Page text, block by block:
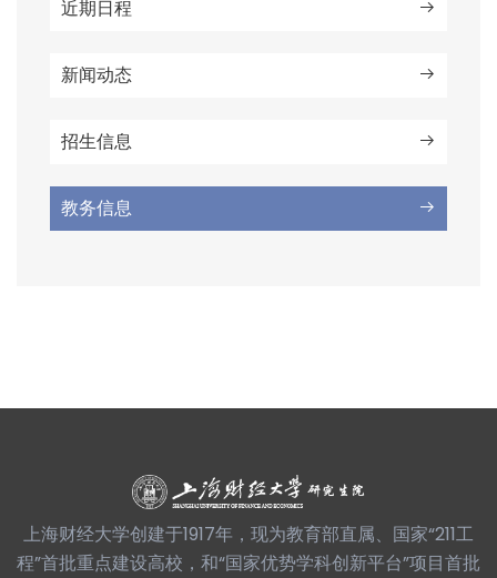
近期日程
新闻动态
招生信息
教务信息
上海财经大学创建于1917年，现为教育部直属、国家“211工
程”首批重点建设高校，和“国家优势学科创新平台”项目首批